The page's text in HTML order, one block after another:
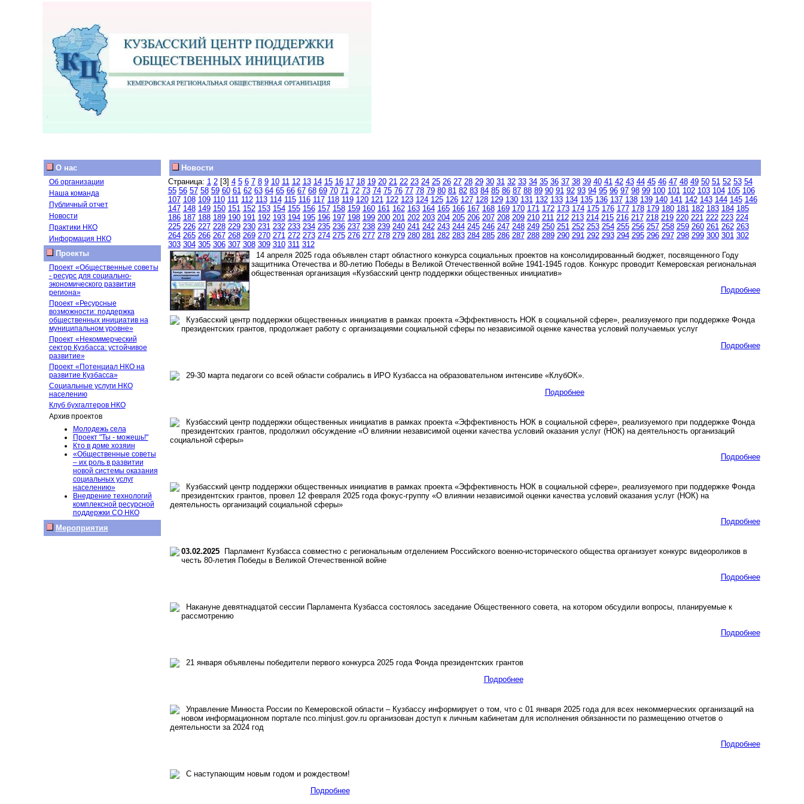
О нас
Об организации
Наша команда
Публичный отчет
Новости
Практики НКО
Информация НКО
Проекты
Проект «Общественные советы
- ресурс для социально-
экономического развития
региона»
Проект «Ресурсные
возможности: поддержка
общественных инициатив на
муниципальном уровне»
Проект «Некоммерческий
сектор Кузбасса: устойчивое
развитие»
Проект «Потенциал НКО на
развитие Кузбасса»
Социальные услуги НКО
населению
Клуб бухгалтеров НКО
Архив проектов
Молодежь села
Проект "Ты - можешь!"
Кто в доме хозяин
«Общественные советы
– их роль в развитии
новой системы оказания
социальных услуг
населению»
Внедрение технологий
комплексной ресурсной
поддержки СО НКО
Мероприятия
Новости
Страница: 1 2[3] 4 5 6 7 8 9 10 11 12 13 14 15 16 17 18 19 20 21 22 23 24 25 26 27 28 29 30 31 32 33 34 35 36 37 38 39 40 41 42 43 44 45 46 47 48 49 50 51 52 53 54
55 56 57 58 59 60 61 62 63 64 65 66 67 68 69 70 71 72 73 74 75 76 77 78 79 80 81 82 83 84 85 86 87 88 89 90 91 92 93 94 95 96 97 98 99 100 101 102 103 104 105 106
107 108 109 110 111 112 113 114 115 116 117 118 119 120 121 122 123 124 125 126 127 128 129 130 131 132 133 134 135 136 137 138 139 140 141 142 143 144 145 146
147 148 149 150 151 152 153 154 155 156 157 158 159 160 161 162 163 164 165 166 167 168 169 170 171 172 173 174 175 176 177 178 179 180 181 182 183 184 185
186 187 188 189 190 191 192 193 194 195 196 197 198 199 200 201 202 203 204 205 206 207 208 209 210 211 212 213 214 215 216 217 218 219 220 221 222 223 224
225 226 227 228 229 230 231 232 233 234 235 236 237 238 239 240 241 242 243 244 245 246 247 248 249 250 251 252 253 254 255 256 257 258 259 260 261 262 263
264 265 266 267 268 269 270 271 272 273 274 275 276 277 278 279 280 281 282 283 284 285 286 287 288 289 290 291 292 293 294 295 296 297 298 299 300 301 302
303 304 305 306 307 308 309 310 311 312
14 апреля 2025 года объявлен старт областного конкурса социальных проектов на консолидированный бюджет, посвященного Году
защитника Отечества и 80-летию Победы в Великой Отечественной войне 1941-1945 годов. Конкурс проводит Кемеровская региональная
общественная организация «Кузбасский центр поддержки общественных инициатив»
Подробнее
Кузбасский центр поддержки общественных инициатив в рамках проекта «Эффективность НОК в социальной сфере», реализуемого при поддержке Фонда
президентских грантов, продолжает работу с организациями социальной сферы по независимой оценке качества условий получаемых услуг
Подробнее
29-30 марта педагоги со всей области собрались в ИРО Кузбасса на образовательном интенсиве «КлубОК».
Подробнее
Кузбасский центр поддержки общественных инициатив в рамках проекта «Эффективность НОК в социальной сфере», реализуемого при поддержке Фонда
президентских грантов, продолжил обсуждение «О влиянии независимой оценки качества условий оказания услуг (НОК) на деятельность организаций
социальной сферы»
Подробнее
Кузбасский центр поддержки общественных инициатив в рамках проекта «Эффективность НОК в социальной сфере», реализуемого при поддержке Фонда
президентских грантов, провел 12 февраля 2025 года фокус-группу «О влиянии независимой оценки качества условий оказания услуг (НОК) на
деятельность организаций социальной сферы»
Подробнее
03.02.2025Парламент Кузбасса совместно с региональным отделением Российского военно-исторического общества организует конкурс видеороликов в
честь 80-летия Победы в Великой Отечественной войне
Подробнее
Накануне девятнадцатой сессии Парламента Кузбасса состоялось заседание Общественного совета, на котором обсудили вопросы, планируемые к
рассмотрению
Подробнее
21 января объявлены победители первого конкурса 2025 года Фонда президентских грантов
Подробнее
Управление Минюста России по Кемеровской области – Кузбассу информирует о том, что с 01 января 2025 года для всех некоммерческих организаций на
новом информационном портале nco.minjust.gov.ru организован доступ к личным кабинетам для исполнения обязанности по размещению отчетов о
деятельности за 2024 год
Подробнее
С наступающим новым годом и рождеством!
Подробнее